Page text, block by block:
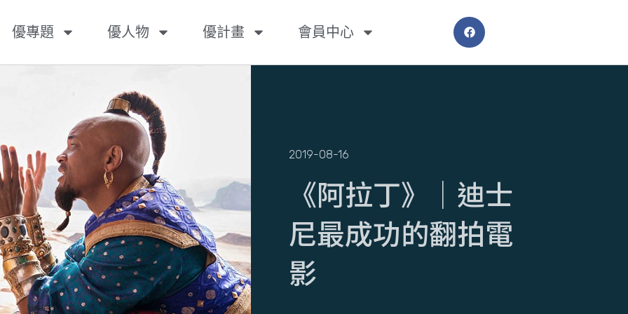
優專題 優人物 優計畫 會員中心
2019-08-16
《阿拉丁》│迪士
尼最成功的翻拍電
影